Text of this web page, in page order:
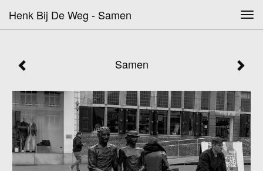
Henk Bij De Weg - Samen
Samen